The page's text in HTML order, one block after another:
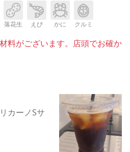
落花生 えび かに クルミ
料がございます。店頭でお確か
カーノSサ